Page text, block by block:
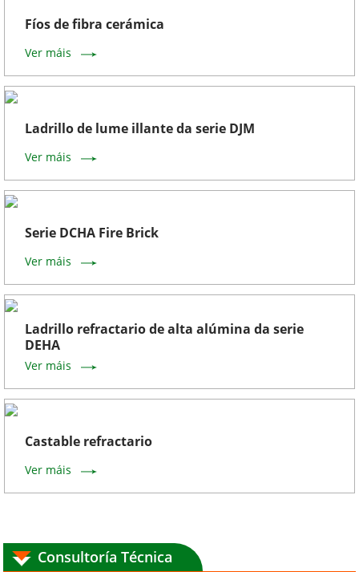
Fíos de fibra cerámica
Ver máis
Ladrillo de lume illante da serie DJM
Ver máis
Serie DCHA Fire Brick
Ver máis
Ladrillo refractario de alta alúmina da serie
DEHA
Ver máis
Castable refractario
Ver máis
Consultoría Técnica